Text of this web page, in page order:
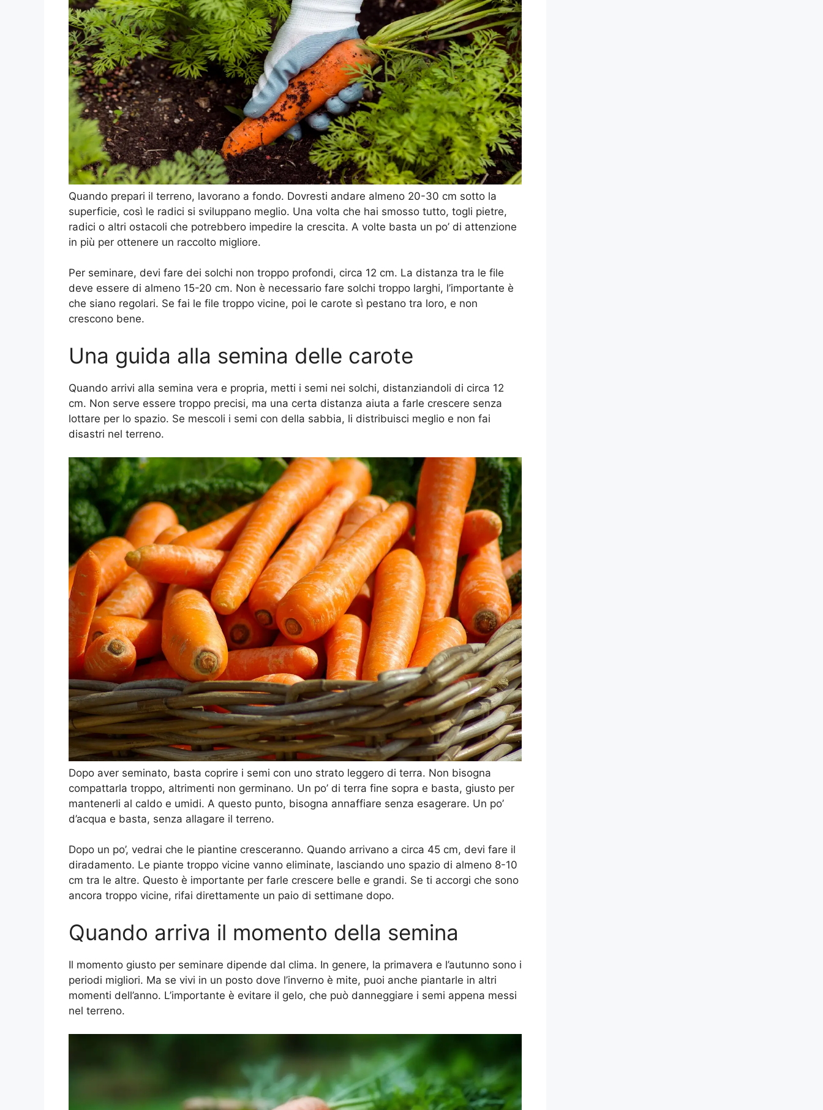
Quando prepari il terreno, lavorano a fondo. Dovresti andare almeno 20-30 cm sotto la
superficie, così le radici si sviluppano meglio. Una volta che hai smosso tutto, togli pietre,
radici o altri ostacoli che potrebbero impedire la crescita. A volte basta un po’ di attenzione
in più per ottenere un raccolto migliore.
Per seminare, devi fare dei solchi non troppo profondi, circa 12 cm. La distanza tra le file
deve essere di almeno 15-20 cm. Non è necessario fare solchi troppo larghi, l’importante è
che siano regolari. Se fai le file troppo vicine, poi le carote sì pestano tra loro, e non
crescono bene.
Una guida alla semina delle carote
Quando arrivi alla semina vera e propria, metti i semi nei solchi, distanziandoli di circa 12
cm. Non serve essere troppo precisi, ma una certa distanza aiuta a farle crescere senza
lottare per lo spazio. Se mescoli i semi con della sabbia, li distribuisci meglio e non fai
disastri nel terreno.
Dopo aver seminato, basta coprire i semi con uno strato leggero di terra. Non bisogna
compattarla troppo, altrimenti non germinano. Un po’ di terra fine sopra e basta, giusto per
mantenerli al caldo e umidi. A questo punto, bisogna annaffiare senza esagerare. Un po’
d’acqua e basta, senza allagare il terreno.
Dopo un po’, vedrai che le piantine cresceranno. Quando arrivano a circa 45 cm, devi fare il
diradamento. Le piante troppo vicine vanno eliminate, lasciando uno spazio di almeno 8-10
cm tra le altre. Questo è importante per farle crescere belle e grandi. Se ti accorgi che sono
ancora troppo vicine, rifai direttamente un paio di settimane dopo.
Quando arriva il momento della semina
Il momento giusto per seminare dipende dal clima. In genere, la primavera e l’autunno sono i
periodi migliori. Ma se vivi in un posto dove l’inverno è mite, puoi anche piantarle in altri
momenti dell’anno. L’importante è evitare il gelo, che può danneggiare i semi appena messi
nel terreno.